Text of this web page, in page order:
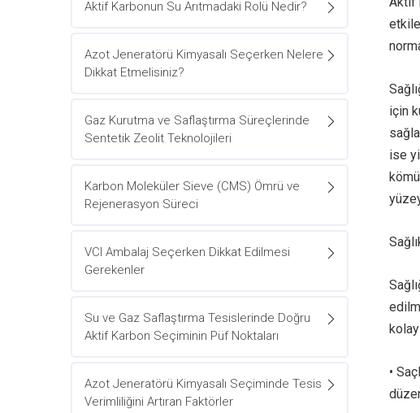
Aktif Karbonun Su Arıtmadaki Rolü Nedir?
Azot Jeneratörü Kimyasalı Seçerken Nelere
Dikkat Etmelisiniz?
Gaz Kurutma ve Saflaştırma Süreçlerinde
Sentetik Zeolit Teknolojileri
Karbon Moleküler Sieve (CMS) Ömrü ve
Rejenerasyon Süreci
VCI Ambalaj Seçerken Dikkat Edilmesi
Gerekenler
Su ve Gaz Saflaştırma Tesislerinde Doğru
Aktif Karbon Seçiminin Püf Noktaları
Azot Jeneratörü Kimyasalı Seçiminde Tesis
Verimliliğini Artıran Faktörler
için
ise
•